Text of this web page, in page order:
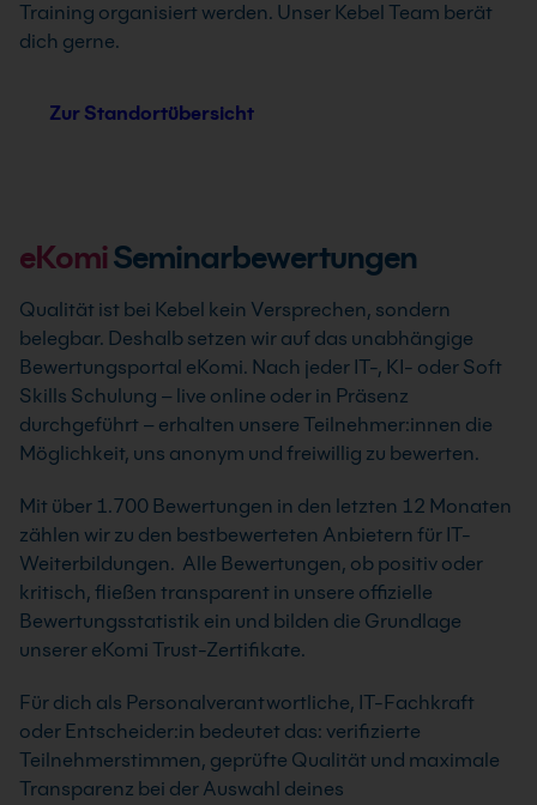
Training organisiert werden. Unser Kebel Team berät
dich gerne.
Zur Standortübersicht
eKomiSeminarbewertungen
Qualität ist bei Kebel kein Versprechen, sondern
belegbar. Deshalb setzen wir auf das unabhängige
Bewertungsportal eKomi. Nach jeder IT-, KI- oder Soft
Skills Schulung – live online oder in Präsenz
durchgeführt – erhalten unsere Teilnehmer:innen die
Möglichkeit, uns anonym und freiwillig zu bewerten.
Mit über 1.700 Bewertungen in den letzten 12 Monaten
zählen wir zu den bestbewerteten Anbietern für IT-
Weiterbildungen. Alle Bewertungen, ob positiv oder
kritisch, fließen transparent in unsere offizielle
Bewertungsstatistik ein und bilden die Grundlage
unserer eKomi Trust-Zertifikate.
Für dich als Personalverantwortliche, IT-Fachkraft
oder Entscheider:in bedeutet das: verifizierte
Teilnehmerstimmen, geprüfte Qualität und maximale
Transparenz bei der Auswahl deines